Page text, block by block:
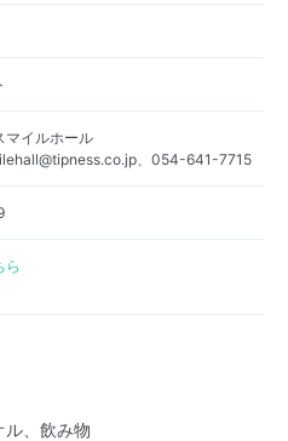
マイルホール
、054-641-7715
ら
、飲み物